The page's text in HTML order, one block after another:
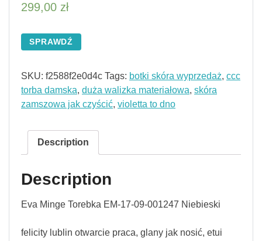
299,00 zł
SPRAWDŹ
SKU: f2588f2e0d4c Tags: botki skóra wyprzedaż, ccc
torba damska, duża walizka materiałowa, skóra
zamszowa jak czyścić, violetta to dno
Description
Description
Eva Minge Torebka EM-17-09-001247 Niebieski
felicity lublin otwarcie praca, glany jak nosić, etui